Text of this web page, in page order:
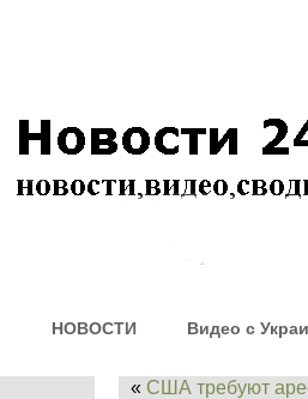
НОВОСТИ Видео с
« США требуют